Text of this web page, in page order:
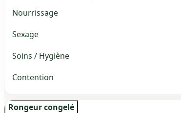
Nourrissage
Sexage
Soins / Hygiène
Contention
Rongeur congelé